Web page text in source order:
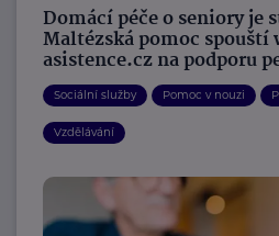
Domácí péče o seniory je
Maltézská pomoc spouští
asistence.cz na podporu
Sociální služby Pomoc v nouzi
Vzdělávání